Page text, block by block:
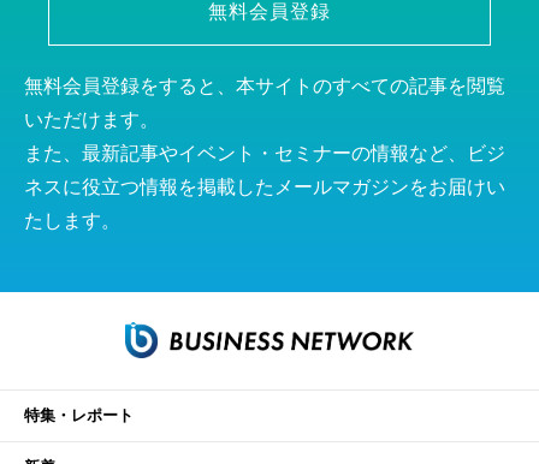
無料会員登録
無料会員登録をすると、本サイトのすべての記事を閲覧
いただけます。
また、最新記事やイベント・セミナーの情報など、ビジ
ネスに役立つ情報を掲載したメールマガジンをお届けい
たします。
特集・レポート